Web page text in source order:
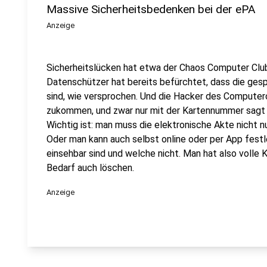
Massive Sicherheitsbedenken bei der ePA
Anzeige
Sicherheitslücken hat etwa der Chaos Computer
Datenschützer hat bereits befürchtet, dass die
sind, wie versprochen. Und die Hacker des
zukommen, und zwar nur mit der Kartennummer
Wichtig ist: man muss die elektronische Akte nicht
Oder man kann auch selbst online oder per App
einsehbar sind und welche nicht. Man hat also volle
Bedarf auch löschen.
Anzeige